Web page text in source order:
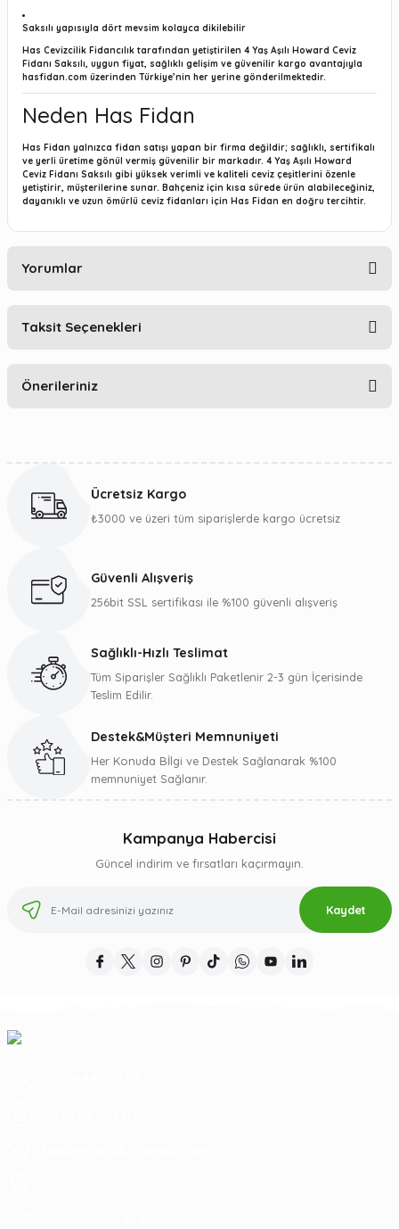
Saksılı yapısıyla dört mevsim kolayca dikilebilir
Has Cevizcilik Fidancılık tarafından yetiştirilen 4 Yaş Aşılı Howard Ceviz
Fidanı Saksılı, uygun fiyat, sağlıklı gelişim ve güvenilir kargo avantajıyla
hasfidan.com üzerinden Türkiye’nin her yerine gönderilmektedir.
Neden Has Fidan
Has Fidan yalnızca fidan satışı yapan bir firma değildir; sağlıklı, sertifikalı
ve yerli üretime gönül vermiş güvenilir bir markadır. 4 Yaş Aşılı Howard
Ceviz Fidanı Saksılı gibi yüksek verimli ve kaliteli ceviz çeşitlerini özenle
yetiştirir, müşterilerine sunar. Bahçeniz için kısa sürede ürün alabileceğiniz,
dayanıklı ve uzun ömürlü ceviz fidanları için Has Fidan en doğru tercihtir.
Yorumlar
Taksit Seçenekleri
Önerileriniz
Görüş ve önerileriniz için teşekkür ederiz.
Ürün bilgilerinde hatalar bulunuyor.
Gönder
Ücretsiz Kargo
₺3000 ve üzeri tüm siparişlerde kargo ücretsiz
Güvenli Alışveriş
256bit SSL sertifikası ile %100 güvenli alışveriş
Sağlıklı-Hızlı Teslimat
Tüm Siparişler Sağlıklı Paketlenir 2-3 gün İçerisinde
Teslim Edilir.
Destek&Müşteri Memnuniyeti
Her Konuda Bİlgi ve Destek Sağlanarak %100
memnuniyet Sağlanır.
Kampanya Habercisi
Güncel indirim ve fırsatları kaçırmayın.
Kaydet